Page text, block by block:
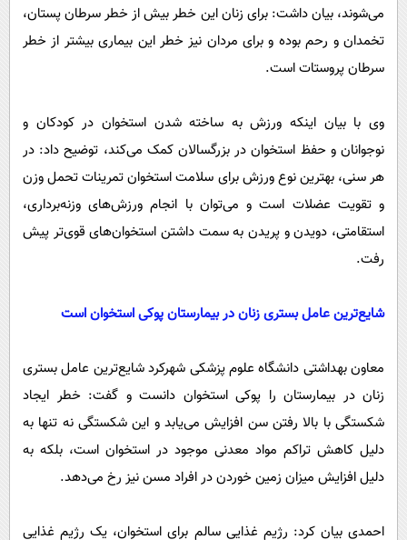
می‌شوند، بیان داشت: برای زنان این خطر بیش از خطر سرطان پستان،
تخمدان و رحم بوده و برای مردان نیز خطر این بیماری بیشتر از خطر
سرطان پروستات است.
وی با بیان اینکه ورزش به ساخته شدن استخوان در کودکان و
نوجوانان و حفظ استخوان در بزرگسالان کمک می‌کند، توضیح داد: در
هر سنی، بهترین نوع ورزش برای سلامت استخوان تمرینات تحمل وزن
و تقویت عضلات است و می‌توان با انجام ورزش‌های وزنه‌برداری،
استقامتی، دویدن و پریدن به سمت داشتن استخوان‌های قوی‌تر پیش
رفت.
شایع‌ترین عامل بستری زنان در بیمارستان پوکی استخوان است
معاون بهداشتی دانشگاه علوم پزشکی شهرکرد شایع‌ترین عامل بستری
زنان در بیمارستان را پوکی استخوان دانست و گفت: خطر ایجاد
شکستگی با بالا رفتن سن افزایش می‌یابد و این شکستگی نه تنها به
دلیل کاهش تراکم مواد معدنی موجود در استخوان است، بلکه به
دلیل افزایش میزان زمین خوردن در افراد مسن نیز رخ می‌دهد.
احمدی بیان کرد: رژیم غذایی سالم برای استخوان، یک رژیم غذایی